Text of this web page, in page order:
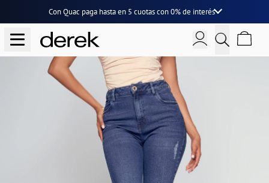
Con Quac paga hasta en 5 cuotascon0% de interés